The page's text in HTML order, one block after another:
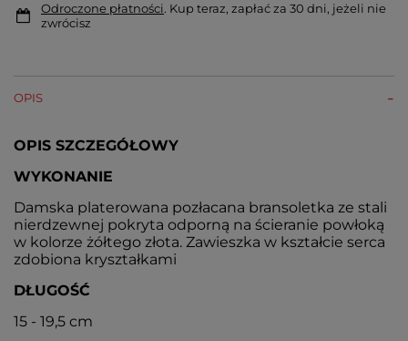
Odroczone płatności. Kup teraz, zapłać za 30 dni, jeżeli nie
zwrócisz
OPIS
OPIS SZCZEGÓŁOWY
WYKONANIE
Damska platerowana pozłacana bransoletka ze stali
nierdzewnej pokryta odporną na ścieranie powłoką
w kolorze żółtego złota. Zawieszka w kształcie serca
zdobiona kryształkami
DŁUGOŚĆ
15 - 19,5 cm